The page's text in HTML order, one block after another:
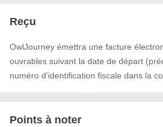
Reçu
OwlJourney émettra une facture
ouvrables suivant la date de départ
numéro d'identification fiscale dans la
Points à noter